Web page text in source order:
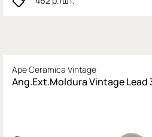
Ape Ceramica Vintage
Ang.Ext.Moldura Vintage Lead